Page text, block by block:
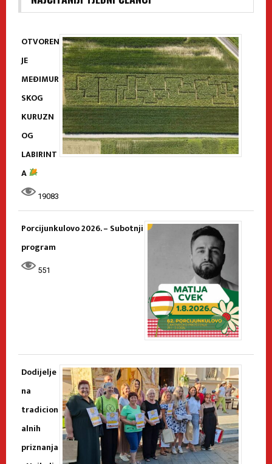
OTVOREN
JE
MEĐIMUR
SKOG
KURUZN
OG
LABIRINT
A
19083
Porcijunkulovo 2026. – Subotnji
program
551
Dodijelje
na
tradicion
alnih
priznanja